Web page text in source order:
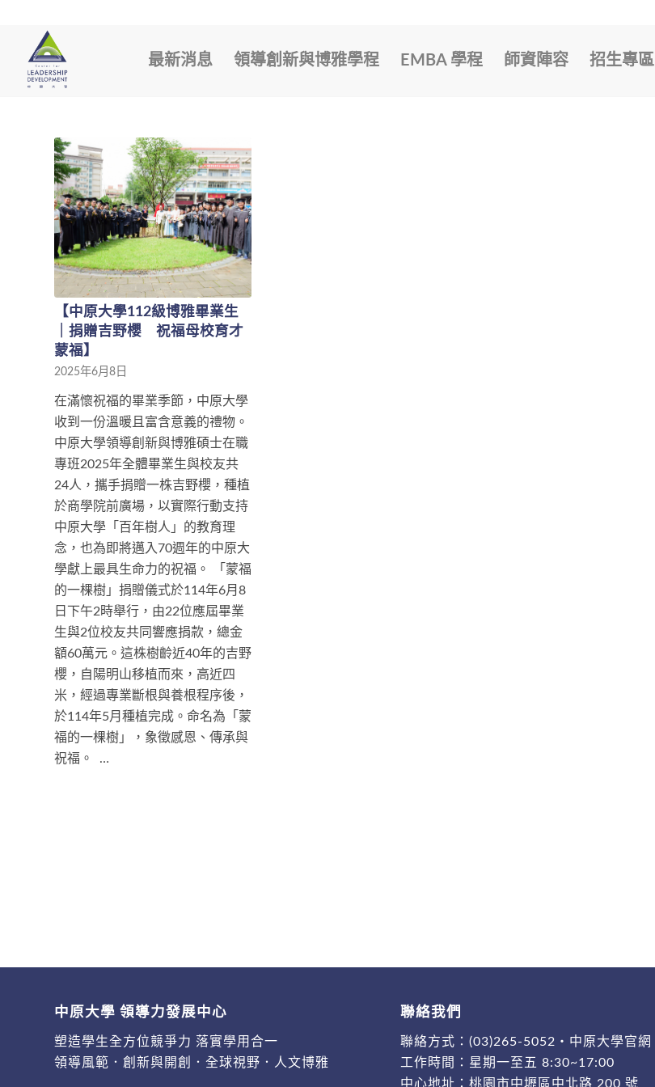
最新消息 領導創新與博雅學程 EMBA 學程 師資陣容 招生專區
【中原大學112級博雅畢業生
｜捐贈吉野櫻 祝福母校育才
蒙福】
2025年6月8日
在滿懷祝福的畢業季節，中原大學
收到一份溫暖且富含意義的禮物。
中原大學領導創新與博雅碩士在職
專班2025年全體畢業生與校友共
24人，攜手捐贈一株吉野櫻，種植
於商學院前廣場，以實際行動支持
中原大學「百年樹人」的教育理
念，也為即將邁入70週年的中原大
學獻上最具生命力的祝福。 「蒙福
的一棵樹」捐贈儀式於114年6月8
日下午2時舉行，由22位應屆畢業
生與2位校友共同響應捐款，總金
額60萬元。這株樹齡近40年的吉野
櫻，自陽明山移植而來，高近四
米，經過專業斷根與養根程序後，
於114年5月種植完成。命名為「蒙
福的一棵樹」，象徵感恩、傳承與
祝福。 …
中原大學 領導力發展中心
塑造學生全方位競爭力 落實學用合一
領導風範．創新與開創．全球視野．人文博雅
聯絡我們
聯絡方式： (03)265-5052 ・ 中原大學官網
工作時間：星期一至五 8:30~17:00
中心地址： 桃園市中壢區中北路 200 號